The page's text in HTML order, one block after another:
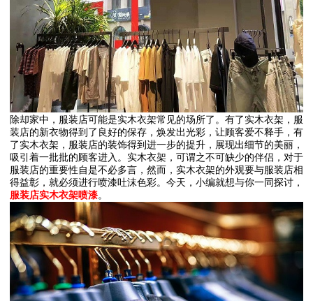
除却家中，服装店可能是实木衣架常见的场所了。有了实木衣架，服
装店的新衣物得到了良好的保存，焕发出光彩，让顾客爱不释手，有
了实木衣架，服装店的装饰得到进一步的提升，展现出细节的美丽，
吸引着一批批的顾客进入。实木衣架，可谓之不可缺少的伴侣，对于
服装店的重要性自是不必多言，然而，实木衣架的外观要与服装店相
得益彰，就必须进行喷漆吐沫色彩。今天，小编就想与你一同探讨，
服装店实木衣架喷漆。